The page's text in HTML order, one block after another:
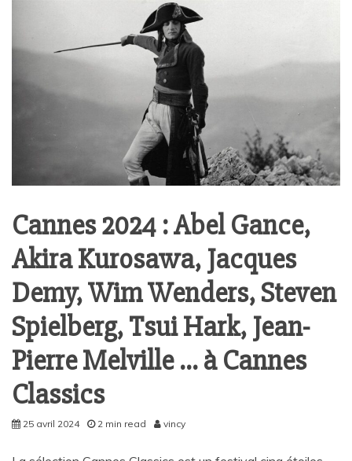
Cannes 2024 : Abel Gance,
Akira Kurosawa, Jacques
Demy, Wim Wenders, Steven
Spielberg, Tsui Hark, Jean-
Pierre Melville … à Cannes
Classics
25 avril 2024 2 min read vincy